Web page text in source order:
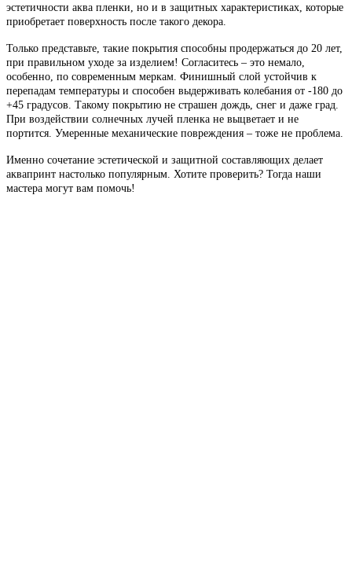
эстетичности аква пленки, но и в защитных характеристиках, которые
приобретает поверхность после такого декора.
Только представьте, такие покрытия способны продержаться до 20 лет,
при правильном уходе за изделием! Согласитесь – это немало,
особенно, по современным меркам. Финишный слой устойчив к
перепадам температуры и способен выдерживать колебания от -180 до
+45 градусов. Такому покрытию не страшен дождь, снег и даже град.
При воздействии солнечных лучей пленка не выцветает и не
портится. Умеренные механические повреждения – тоже не проблема.
Именно сочетание эстетической и защитной составляющих делает
аквапринт настолько популярным. Хотите проверить? Тогда наши
мастера могут вам помочь!